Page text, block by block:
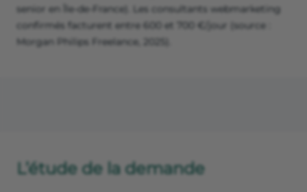
senior en Île-de-France). Les consultants webmarketing
confirmés facturent entre 600 et 700 €/jour (source :
Morgan Philips Freelance, 2025).
L’étude de la demande